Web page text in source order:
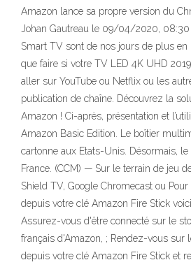
Amazon lance sa propre version du
Johan Gautreau le 09/04/2020,
Smart TV sont de nos jours de plus
que faire si votre TV LED 4K UHD
aller sur YouTube ou Netflix ou les
publication de chaîne. Découvrez la
Amazon ! Ci-après, présentation et
Amazon Basic Edition. Le boîtier
cartonne aux Etats-Unis. Désormais,
France. (CCM) — Sur le terrain de jeu
Shield TV, Google Chromecast ou
depuis votre clé Amazon Fire Stick
Assurez-vous d'être connecté sur le
français d'Amazon, ; Rendez-vous sur
depuis votre clé Amazon Fire Stick et